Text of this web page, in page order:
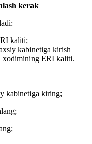
kerak
kaliti;
kabinetiga kirish
хodimining ERI kaliti.
kabinetiga kiring;